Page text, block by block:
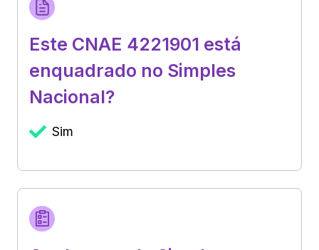
Este CNAE 4221901 está
enquadrado no Simples
Nacional?
Sim